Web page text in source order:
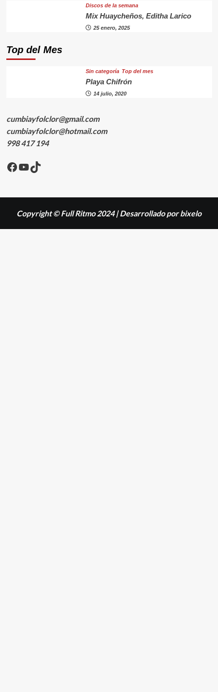
Discos de la semana
Mix Huaycheños, Editha Larico
25 enero, 2025
Top del Mes
Sin categorí­a Top del mes
Playa Chifrón
14 julio, 2020
cumbiayfolclor@gmail.com
cumbiayfolclor@hotmail.com
998 417 194
Facebook
YouTube
TikTok
Copyright © Full Ritmo 2024|Desarrollado por bixelo